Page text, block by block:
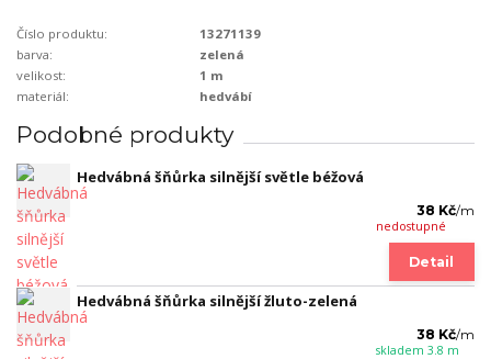
Číslo produktu:
13271139
barva:
zelená
velikost:
1 m
materiál:
hedvábí
Podobné produkty
Hedvábná šňůrka silnější světle béžová
38 Kč/m
nedostupné
Detail
Hedvábná šňůrka silnější žluto-zelená
38 Kč/m
skladem 3.8 m